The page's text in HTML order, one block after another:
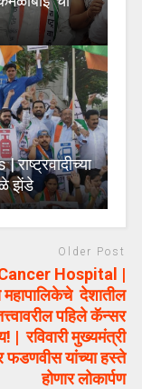
झेंडे
Older Post
Hospital |
देशातील
पहिले कॅन्सर
| रविवारी मुख्यमंत्री
फडणवीस यांच्या हस्ते
होणार लोकार्पण